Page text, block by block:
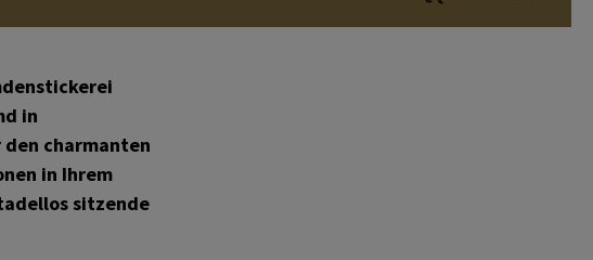
in
den charmanten
in Ihrem
sitzende